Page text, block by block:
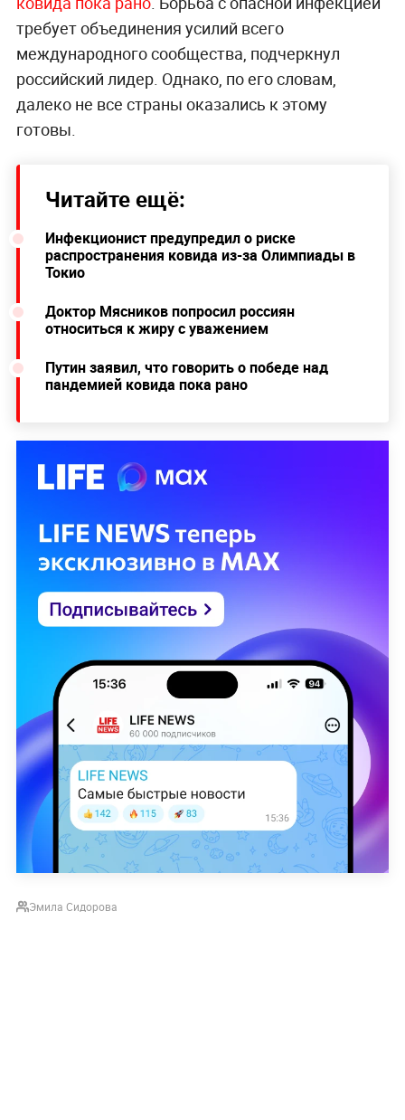
требует объединения усилий всего
международного сообщества, подчеркнул
российский лидер. Однако, по его словам,
далеко не все страны оказались к этому
готовы.
Читайте ещё:
Инфекционист предупредил о риске
распространения ковида из-за Олимпиады в
Токио
Доктор Мясников попросил россиян
относиться к жиру с уважением
Путин заявил, что говорить о победе над
пандемией ковида пока рано
Эмила Сидорова